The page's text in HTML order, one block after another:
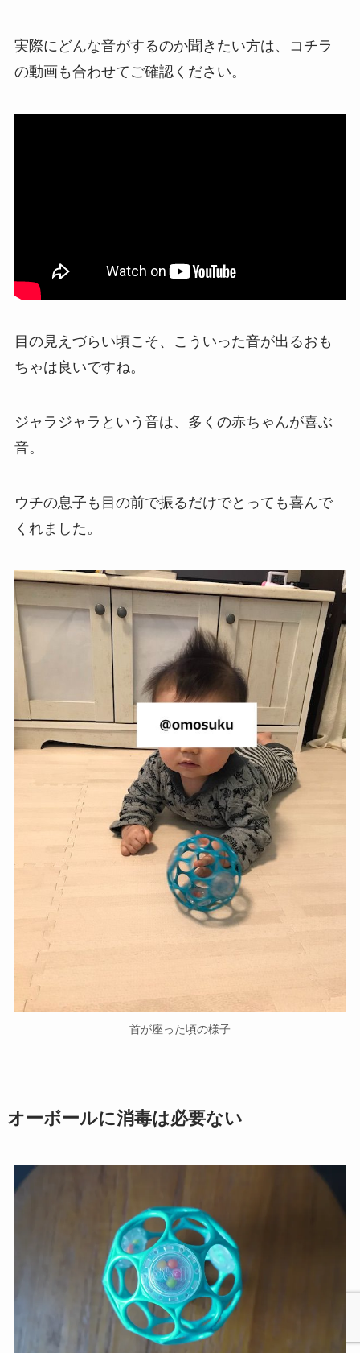
実際にどんな音がするのか聞きたい方は、コチラ
の動画も合わせてご確認ください。
目の見えづらい頃こそ、こういった音が出るおも
ちゃは良いですね。
ジャラジャラという音は、多くの赤ちゃんが喜ぶ
音。
ウチの息子も目の前で振るだけでとっても喜んで
くれました。
首が座った頃の様子
オーボールに消毒は必要ない